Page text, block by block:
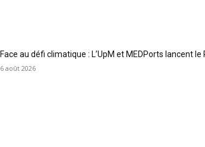
Face au défi climatique : L’UpM et MEDPorts lancent
6 août 2026